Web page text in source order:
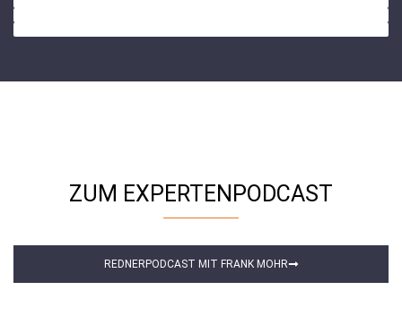
ZUM EXPERTENPODCAST
REDNERPODCAST MIT FRANK MOHR